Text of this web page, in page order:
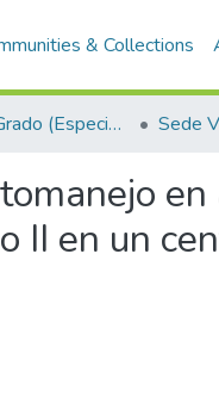
& Collections
Trabajos de Grado (Especializaciones y Pregrados) Sede
II en un